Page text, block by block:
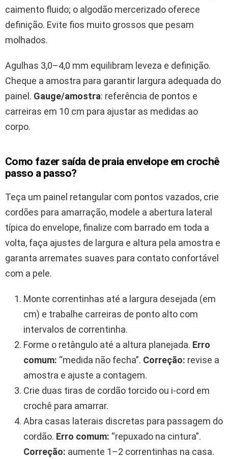
caimento fluido; o algodão mercerizado oferece
definição. Evite fios muito grossos que pesam
molhados.
Agulhas 3,0–4,0 mm equilibram leveza e definição.
Cheque a amostra para garantir largura adequada do
painel. Gauge/amostra: referência de pontos e
carreiras em 10 cm para ajustar as medidas ao
corpo.
Como fazer saída de praia envelope em crochê
passo a passo?
Teça um painel retangular com pontos vazados, crie
cordões para amarração, modele a abertura lateral
típica do envelope, finalize com barrado em toda a
volta, faça ajustes de largura e altura pela amostra e
garanta arremates suaves para contato confortável
com a pele.
Monte correntinhas até a largura desejada (em
cm) e trabalhe carreiras de ponto alto com
intervalos de correntinha.
Forme o retângulo até a altura planejada. Erro
comum: “medida não fecha”. Correção: revise a
amostra e ajuste a contagem.
Crie duas tiras de cordão torcido ou i-cord em
crochê para amarrar.
Abra casas laterais discretas para passagem do
cordão. Erro comum: “repuxado na cintura”.
Correção: aumente 1–2 correntinhas na casa.